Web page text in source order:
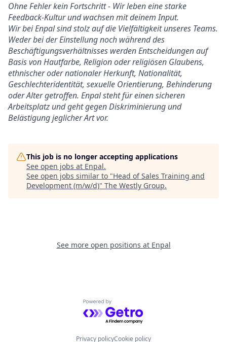
Ohne Fehler kein Fortschritt - Wir leben eine starke
Feedback-Kultur und wachsen mit deinem Input.
Wir bei Enpal sind stolz auf die Vielfältigkeit unseres Teams.
Weder bei der Einstellung noch während des
Beschäftigungsverhältnisses werden Entscheidungen auf
Basis von Hautfarbe, Religion oder religiösen Glaubens,
ethnischer oder nationaler Herkunft, Nationalität,
Geschlechteridentität, sexuelle Orientierung, Behinderung
oder Alter getroffen. Enpal steht für einen sicheren
Arbeitsplatz und geht gegen Diskriminierung und
Belästigung jeglicher Art vor.
This job is no longer accepting applications
See open jobs at Enpal.
See open jobs similar to "Head of Sales Training and
Development (m/w/d)" The Westly Group.
See more open positions at Enpal
Powered by Getro.com
Privacy policyCookie policy